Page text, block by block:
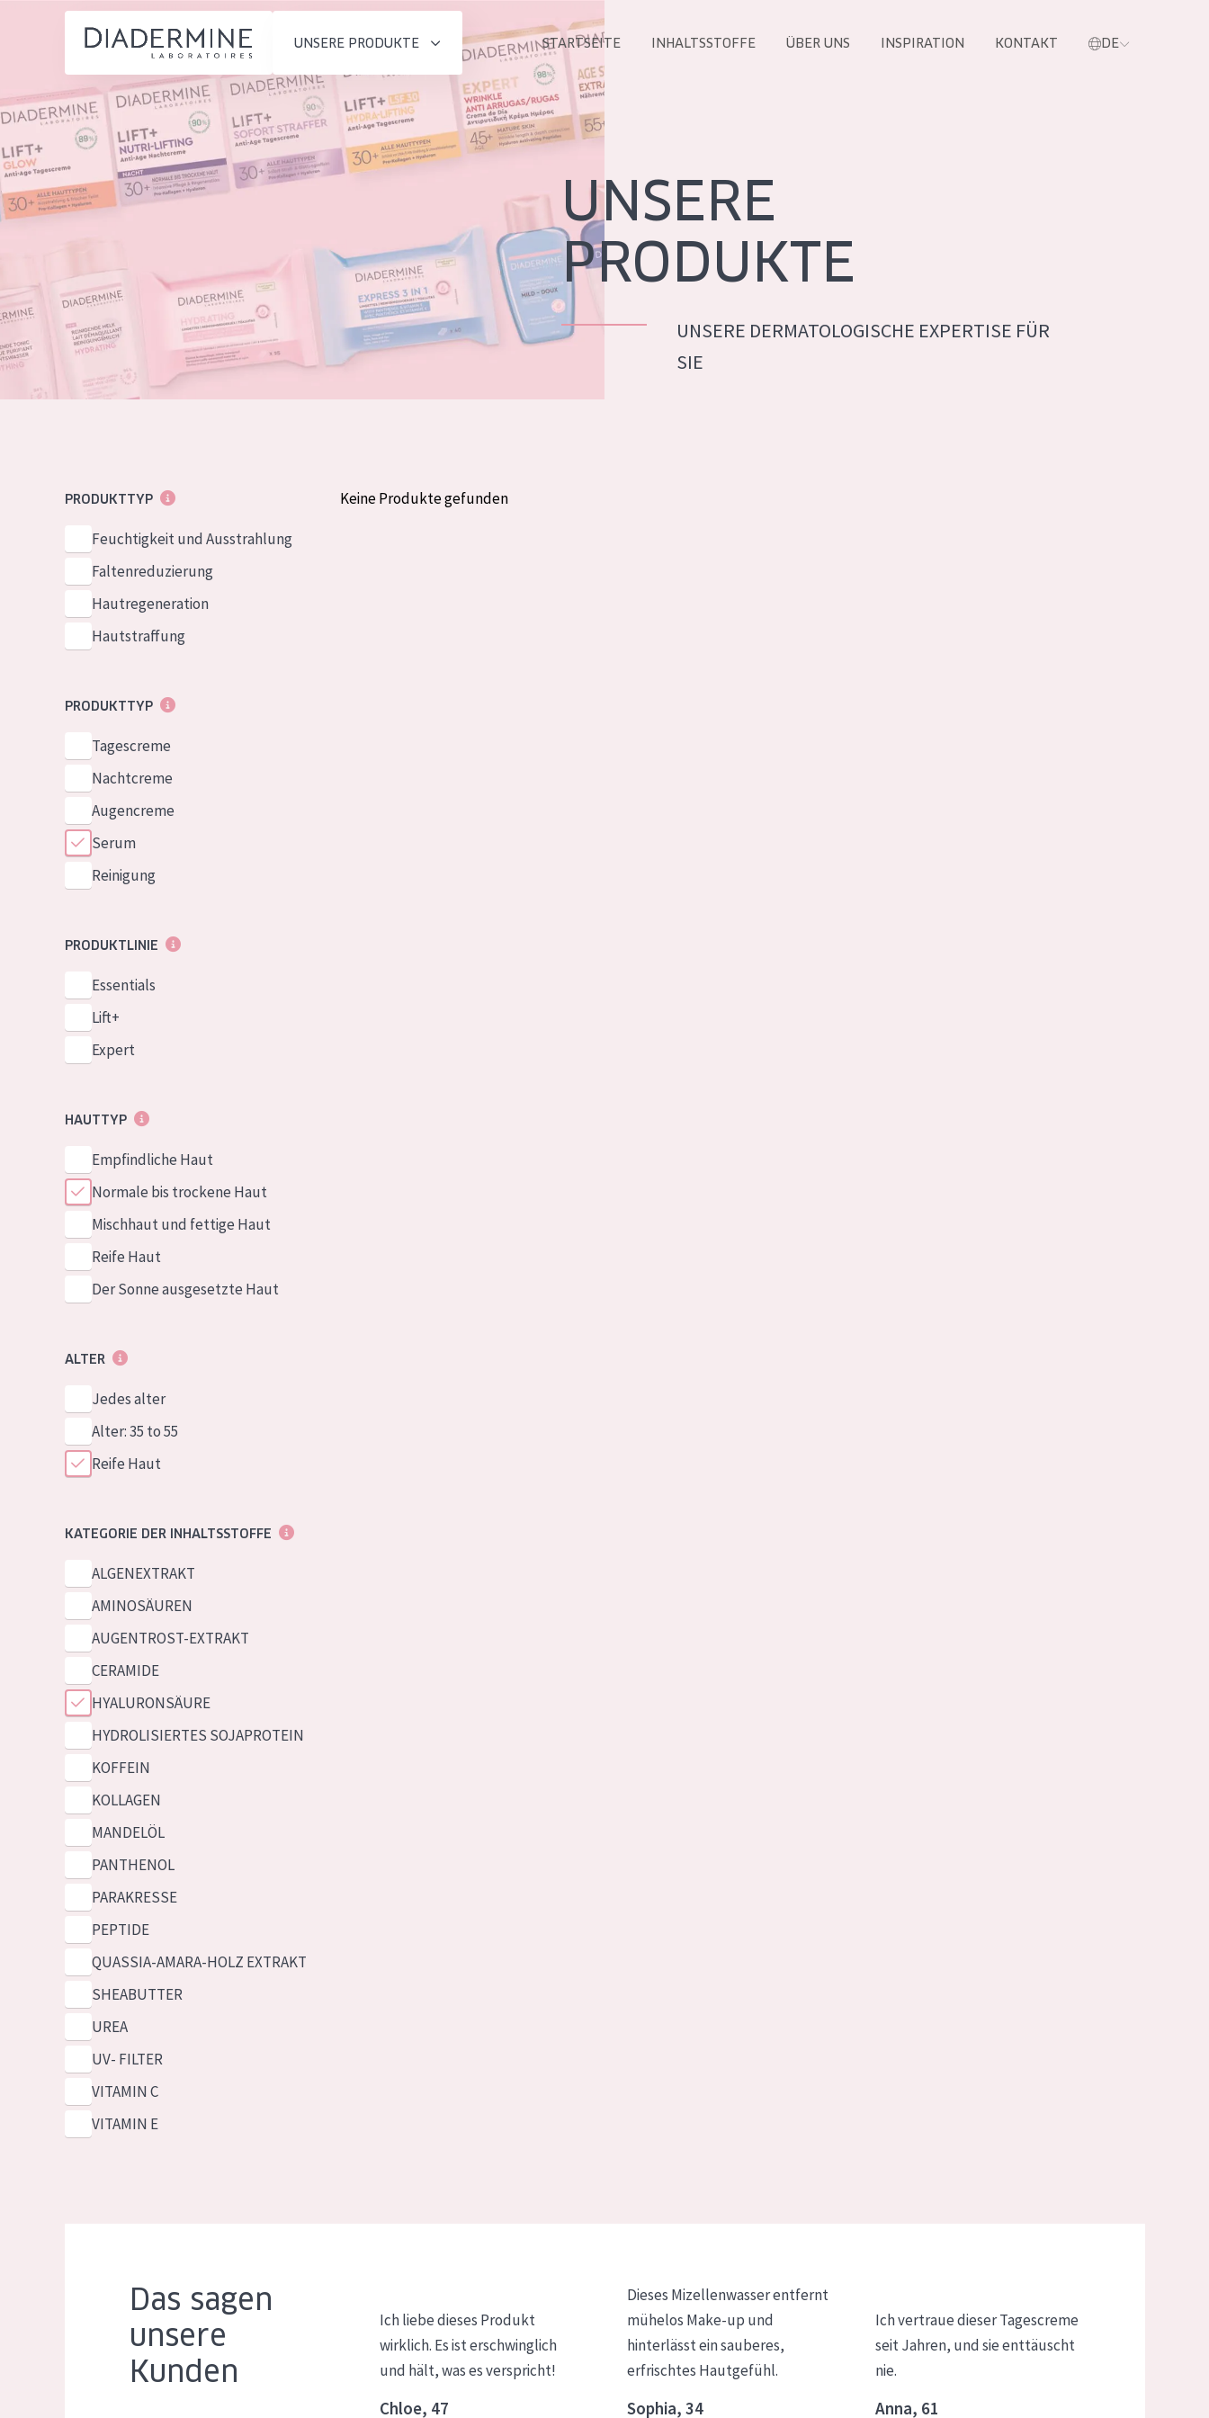
UNSERE PRODUKTE
PRODUKTTYP
Feuchtigkeit und
Ausstrahlung
Hautstraffung
PRODUKTTYP
Tagescreme
Serum
Reinigung
PRODUKTLINIE
Lift+
Expert
HAUTTYP
Reife Haut
ALTER
STARTSEITE INHALTSSTOFFE ÜBER UNS INSPIRATION KONTAKT DE
Startseite
inhaltsstoffe
Inspiration
Kontakt
French
Greek
UNSERE
PRODUKTE
UNSERE DERMATOLOGISCHE EXPERTISE FÜR
SIE
PRODUKTTYP
Feuchtigkeit und Ausstrahlung
Faltenreduzierung
Hautregeneration
Hautstraffung
PRODUKTTYP
Tagescreme
Nachtcreme
Augencreme
Serum
Reinigung
PRODUKTLINIE
Essentials
Lift+
Expert
HAUTTYP
Empfindliche Haut
Normale bis trockene Haut
Mischhaut und fettige Haut
Reife Haut
Der Sonne ausgesetzte Haut
ALTER
Jedes alter
Alter: 35 to 55
Reife Haut
KATEGORIE DER INHALTSSTOFFE
ALGENEXTRAKT
AMINOSÄUREN
AUGENTROST-EXTRAKT
CERAMIDE
HYALURONSÄURE
HYDROLISIERTES SOJAPROTEIN
KOFFEIN
KOLLAGEN
MANDELÖL
PANTHENOL
PARAKRESSE
PEPTIDE
QUASSIA-AMARA-HOLZ EXTRAKT
SHEABUTTER
UREA
UV- FILTER
VITAMIN C
VITAMIN E
Keine Produkte gefunden
Das sagen
unsere
Kunden
Ich liebe dieses Produkt
wirklich. Es ist erschwinglich
und hält, was es verspricht!
Chloe, 47
Dieses Mizellenwasser entfernt
mühelos Make-up und
hinterlässt ein sauberes,
erfrischtes Hautgefühl.
Sophia, 34
Ich vertraue dieser Tagescreme
seit Jahren, und sie enttäuscht
nie.
Anna, 61